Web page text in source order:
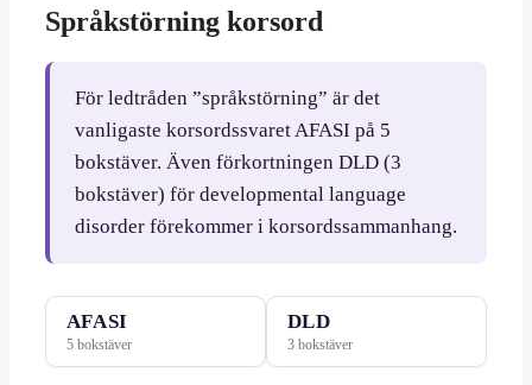
Språkstörning korsord
För ledtråden ”språkstörning” är det
vanligaste korsordssvaret AFASI på 5
bokstäver. Även förkortningen DLD (3
bokstäver) för developmental language
disorder förekommer i korsordssammanhang.
AFASI
5 bokstäver
DLD
3 bokstäver